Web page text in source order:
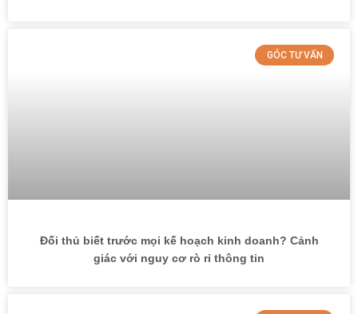
GÓC TƯ VẤN
Đối thủ biết trước mọi kế hoạch kinh doanh? Cảnh
giác với nguy cơ rò rỉ thông tin